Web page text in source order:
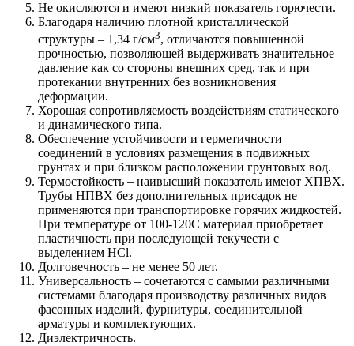
Не окисляются и имеют низкий показатель горючести.
Благодаря наличию плотной кристаллической
структуры – 1,34 г/см3, отличаются повышенной
прочностью, позволяющей выдерживать значительное
давление как со стороны внешних сред, так и при
протекании внутренних без возникновения
деформации.
Хорошая сопротивляемость воздействиям статического
и динамического типа.
Обеспечение устойчивости и герметичности
соединений в условиях размещения в подвижных
грунтах и при близком расположении грунтовых вод.
Термостойкость – наивысший показатель имеют ХПВХ.
Трубы НПВХ без дополнительных присадок не
применяются при транспортировке горячих жидкостей.
При температуре от 100-120С материал приобретает
пластичность при последующей текучести с
выделением HCl.
Долговечность – не менее 50 лет.
Универсальность – сочетаются с самыми различными
системами благодаря производству различных видов
фасонных изделий, фурнитуры, соединительной
арматуры и комплектующих.
Диэлектричность.